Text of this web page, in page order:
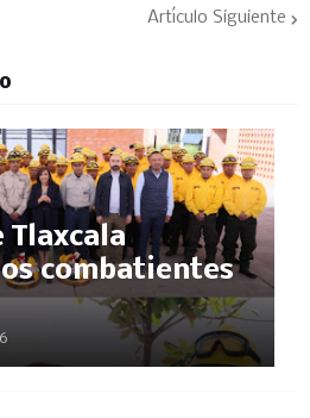
Artículo Siguiente
Tlaxcala
combatientes